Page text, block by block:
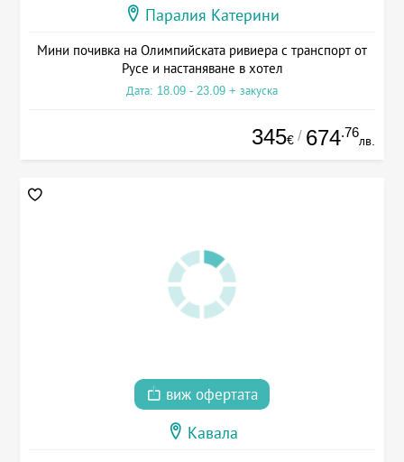
Паралия Катерини
Мини почивка на Олимпийската ривиера с транспорт от
Русе и настаняване в хотел
Дата: 18.09 - 23.09 + закуска
345€ / 674.76
лв.
виж офертата
Кавала